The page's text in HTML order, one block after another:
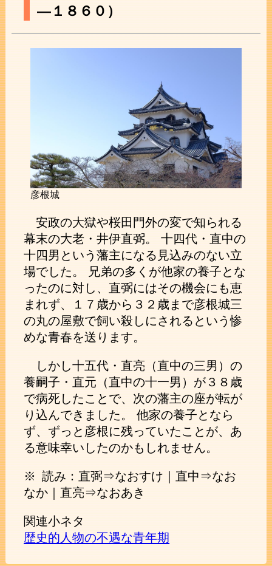
―１８６０）
彦根城
安政の大獄や桜田門外の変で知られる
幕末の大老・井伊直弼。 十四代・直中の
十四男という藩主になる見込みのない立
場でした。 兄弟の多くが他家の養子とな
ったのに対し、直弼にはその機会にも恵
まれず、１７歳から３２歳まで彦根城三
の丸の屋敷で飼い殺しにされるという惨
めな青春を送ります。
しかし十五代・直亮（直中の三男）の
養嗣子・直元（直中の十一男）が３８歳
で病死したことで、次の藩主の座が転が
り込んできました。 他家の養子となら
ず、ずっと彦根に残っていたことが、あ
る意味幸いしたのかもしれません。
※ 読み：直弼⇒なおすけ｜直中⇒なお
なか｜直亮⇒なおあき
関連小ネタ
歴史的人物の不遇な青年期